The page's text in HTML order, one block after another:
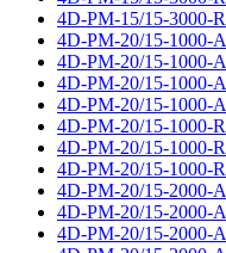
4D-PM-15/15-3000-
4D-PM-20/15-1000-A
4D-PM-20/15-1000-
4D-PM-20/15-1000-
4D-PM-20/15-1000-
4D-PM-20/15-1000-
4D-PM-20/15-1000-
4D-PM-20/15-1000-
4D-PM-20/15-2000-A
4D-PM-20/15-2000-
4D-PM-20/15-2000-